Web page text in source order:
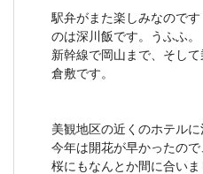
駅弁がまた楽しみなので
のは深川飯です。うふふ。
新幹線で岡山まで、そして
倉敷です。
美観地区の近くのホテルに
今年は開花が早かったので
桜にもなんとか間に合いま